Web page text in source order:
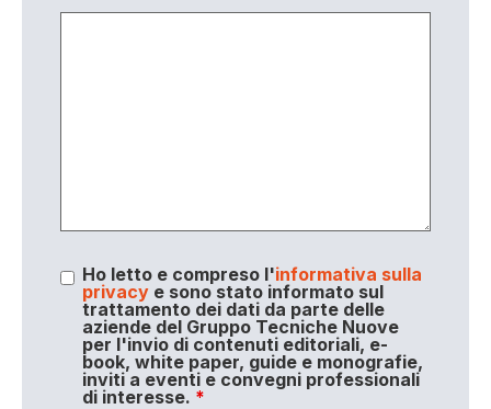
Ho letto e compreso l'informativa sulla
privacye sono stato informato sul
trattamento dei dati da parte delle
aziende del Gruppo Tecniche Nuove
per l'invio di contenuti editoriali, e-
book, white paper, guide e monografie,
inviti a eventi e convegni professionali
di interesse. *